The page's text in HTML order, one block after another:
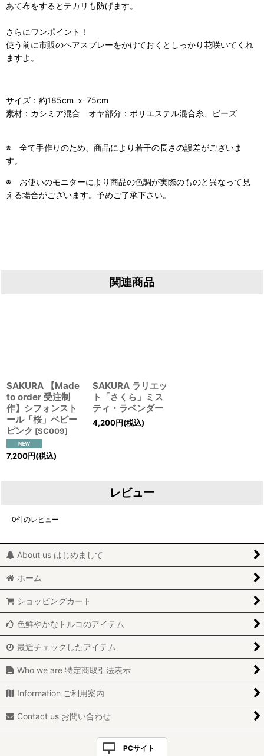
あて布をするとテカリも防げます。
さらにワンポイント！
使う前に市販のヘアスプレーをかけておくとしっかり花咲いてくれ
ますよ。
サイズ：約185cm ｘ 75cm
素材：カシミア混合 オヤ部分：ポリエステル混合糸、ビーズ
※ 全て手作りのため、商品により若干の長さの誤差がございま
す。
※ お使いのモニターにより商品の色調が実際のものと異なって見
える場合がございます。予めご了承下さい。
関連商品
SAKURA 【Made
to order 受注制
作】シフォンスト
ール「桜」ベビー
ピンク [SC009]
7,200円(税込)
SAKURA ラリエッ
ト「さくら」ミス
ティ・ラベンダー
4,200円(税込)
レビュー
0件のレビュー
About us はじめまして
ホーム
ショッピングカート
色鮮やかなトルコのアイテム
最近チェックしたアイテム
Who we are 特定商取引法表示
Information ご利用案内
Contact us お問い合わせ
PCサイト